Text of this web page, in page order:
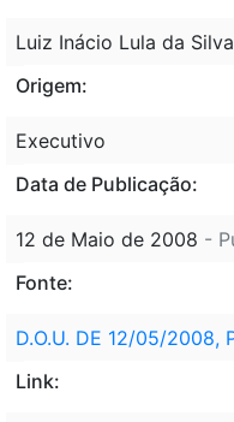
Luiz Inácio Lula da Silva
Origem:
Executivo
Data de Publicação:
12 de Maio de 2008 -
Fonte:
D.O.U. DE 12/05/2008,
Link: